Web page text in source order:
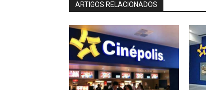
ARTIGOS RELACIONADOS